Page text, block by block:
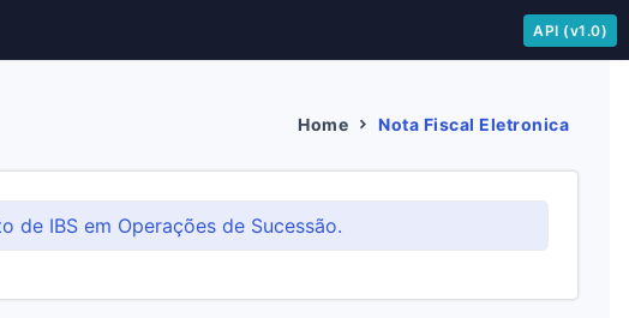
API (v1.0)
Home Nota Fiscal Eletronica
de IBS em Operações de Sucessão.